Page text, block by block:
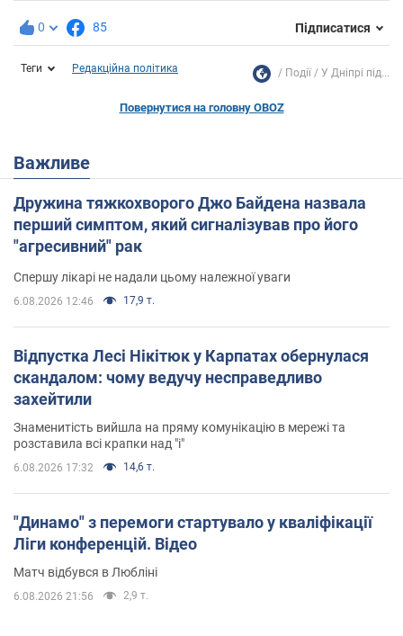
0 85 Підписатися
Теги Редакційна політика Події У Дніпрі під...
Повернутися на головну OBOZ
Важливе
Дружина тяжкохворого Джо Байдена назвала
перший симптом, який сигналізував про його
"агресивний" рак
Спершу лікарі не надали цьому належної уваги
6.08.2026 12:46 17,9 т.
Відпустка Лесі Нікітюк у Карпатах обернулася
скандалом: чому ведучу несправедливо
захейтили
Знаменитість вийшла на пряму комунікацію в мережі та
розставила всі крапки над "і"
6.08.2026 17:32 14,6 т.
"Динамо" з перемоги стартувало у кваліфікації
Ліги конференцій. Відео
Матч відбувся в Любліні
6.08.2026 21:56 2,9 т.